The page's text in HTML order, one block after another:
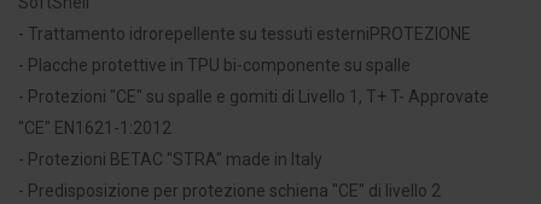
- Trattamento idrorepellente su tessuti esterniPROTEZIONE
- Placche protettive in TPU bi-componente su spalle
- Protezioni "CE" su spalle e gomiti di Livello 1, T+ T- Approvate
"CE" EN1621-1:2012
- Protezioni BETAC "STRA" made in Italy
- Predisposizione per protezione schiena "CE" di livello 2